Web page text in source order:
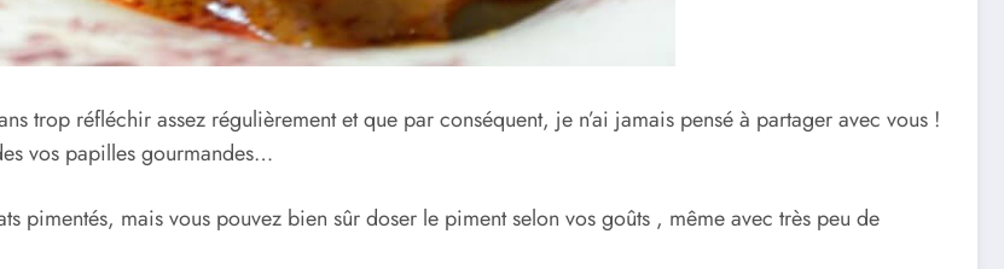
trop réfléchir assez régulièrement et que par conséquent, je n’ai jamais pensé à partager avec vous !
vos papilles gourmandes…
pimentés, mais vous pouvez bien sûr doser le piment selon vos goûts , même avec très peu de